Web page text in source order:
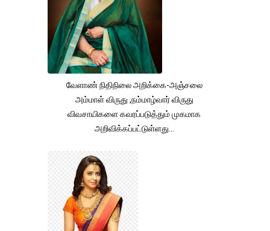
வேளாண் நிதிநிலை அறிக்கை-அஞ்சலை
அம்மாள் விருது ,நம்மாழ்வார் விருது
விவசாயிகளை கவரப்படுத்தும் முகமாக
அறிவிக்கப்பட்டுள்ளது...